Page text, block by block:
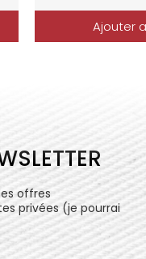
Ajouter
offres
privées (je pourrai